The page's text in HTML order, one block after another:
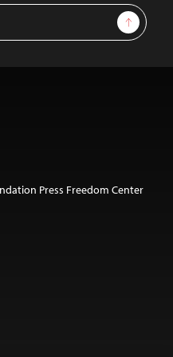
Sign Up
Press Freedom Center